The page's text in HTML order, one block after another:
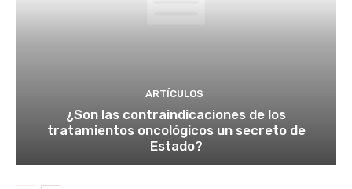
ARTÍCULOS
¿Son las contraindicaciones de los
tratamientos oncológicos un secreto de
Estado?